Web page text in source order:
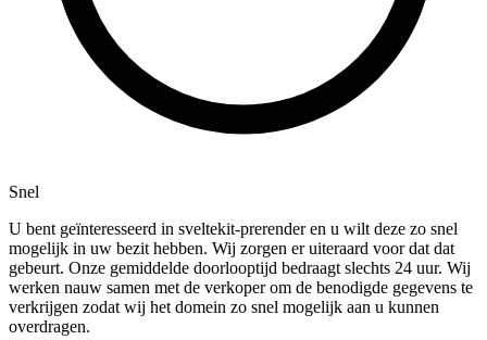
Snel
U bent geïnteresseerd in sveltekit-prerender en u wilt deze zo snel
mogelijk in uw bezit hebben. Wij zorgen er uiteraard voor dat dat
gebeurt. Onze gemiddelde doorlooptijd bedraagt slechts 24 uur. Wij
werken nauw samen met de verkoper om de benodigde gegevens te
verkrijgen zodat wij het domein zo snel mogelijk aan u kunnen
overdragen.